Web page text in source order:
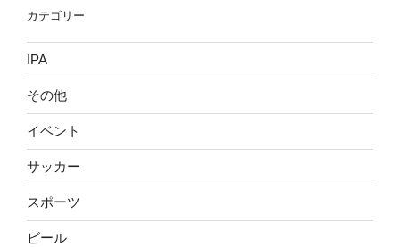
カテゴリー
IPA
その他
イベント
サッカー
スポーツ
ビール